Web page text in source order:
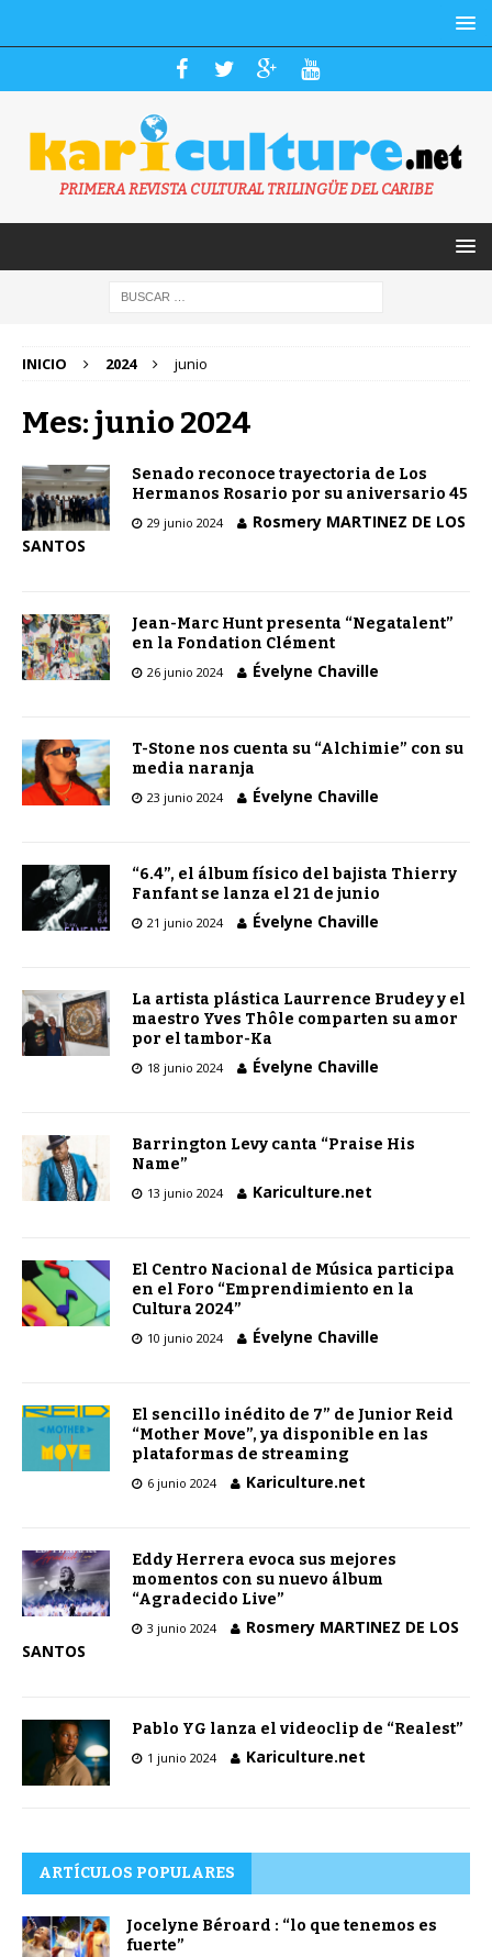
PRIMERA REVISTA CULTURAL TRILINGÜE DEL CARIBE
INICIO 2024 junio
Mes: junio 2024
Senado reconoce trayectoria de Los
Hermanos Rosario por su aniversario 45
29 junio 2024
Rosmery MARTINEZ DE LOS
SANTOS
Jean-Marc Hunt presenta “Negatalent”
en la Fondation Clément
26 junio 2024 Évelyne Chaville
T-Stone nos cuenta su “Alchimie” con su
media naranja
23 junio 2024 Évelyne Chaville
“6.4”, el álbum físico del bajista Thierry
Fanfant se lanza el 21 de junio
21 junio 2024 Évelyne Chaville
La artista plástica Laurrence Brudey y el
maestro Yves Thôle comparten su amor
por el tambor-Ka
18 junio 2024 Évelyne Chaville
Barrington Levy canta “Praise His
Name”
13 junio 2024 Kariculture.net
El Centro Nacional de Música participa
en el Foro “Emprendimiento en la
Cultura 2024”
10 junio 2024 Évelyne Chaville
El sencillo inédito de 7” de Junior Reid
“Mother Move”, ya disponible en las
plataformas de streaming
6 junio 2024 Kariculture.net
Eddy Herrera evoca sus mejores
momentos con su nuevo álbum
“Agradecido Live”
3 junio 2024
Rosmery MARTINEZ DE LOS
SANTOS
Pablo YG lanza el videoclip de “Realest”
1 junio 2024 Kariculture.net
ARTÍCULOS POPULARES
Jocelyne Béroard : “lo que tenemos es
fuerte”